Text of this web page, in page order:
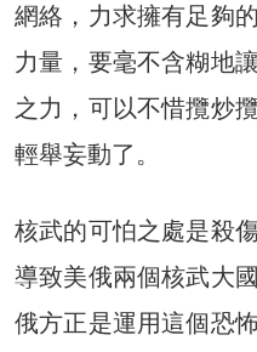
網絡，力求擁有足夠
力量，要毫不含糊地
之力，可以不惜攬炒
輕舉妄動了。
核武的可怕之處是殺
導致美俄兩個核武大
俄方正是運用這個恐